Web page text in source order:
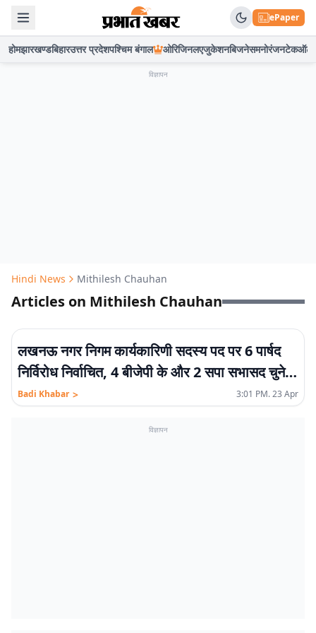
ePaper
होमझारखण्डबिहारउत्तर प्रदेशपश्चिम बंगाल ओरिजिनलएजुकेशनबिजनेसमनोरंजनटेकऑटो
विज्ञापन
Hindi News Mithilesh Chauhan
Articles on Mithilesh Chauhan
लखनऊ नगर निगम कार्यकारिणी सदस्य पद पर 6 पार्षद
निर्विरोध निर्वाचित, 4 बीजेपी के और 2 सपा सभासद चुने
गए
Badi Khabar > 3:01 PM. 23 Apr
विज्ञापन